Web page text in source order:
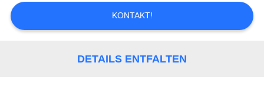
REFERENZENKONTAKT!
DETAILS ENTFALTEN